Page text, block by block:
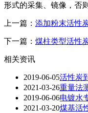
形式的采集、镜像，否
上一篇： 添加粉末活性
下一篇： 煤柱类型活性
相关资讯
2019-06-05活性炭
2021-03-26重量法
2019-06-06电镀水
2021-03-20煤基活